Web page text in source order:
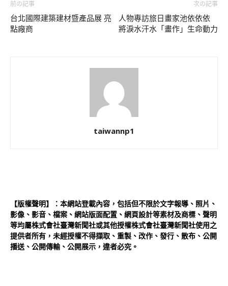
前の記事
台北國際建築建材暨產品展 亮
點廠商
次の記事
人物專訪旅日畫家池依依依
將淚水汗水「畫作」生命動力
taiwannp1
【版權聲明】：本網站登載內容，包括但不限於文字報導、照片、
影像、影音、檔案、網站版面配置、網頁設計等素材及商標、聲明
等均屬株式會社臺灣新聞社或其他授權株式會社臺灣新聞社使用之
提供者所有，未經授權不得擷取、重製、改作、發行、散布、公開
播送、公開傳輸、公開展示，違者必究。